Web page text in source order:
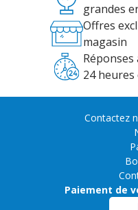
grandes
Offres
magasin
24
Contactez
Paiement de